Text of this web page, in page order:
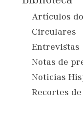
Artículos
Circulares
Entrevistas
Notas de
Noticias
Recortes